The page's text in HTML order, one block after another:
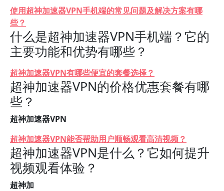
使用超神加速器VPN手机端的常见问题及解决方案有哪
些？
什么是超神加速器VPN手机端？它的
主要功能和优势有哪些？
超神加速器VPN有哪些便宜的套餐选择？
超神加速器VPN的价格优惠套餐有哪
些？
超神加速器VPN
超神加速器VPN能否帮助用户顺畅观看高清视频？
超神加速器VPN是什么？它如何提升
视频观看体验？
超神加